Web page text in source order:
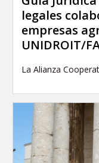
legales
empresas
UNIDROIT/
La Alianza